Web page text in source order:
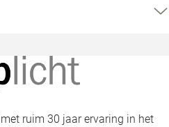
ruim 30 jaar ervaring in het